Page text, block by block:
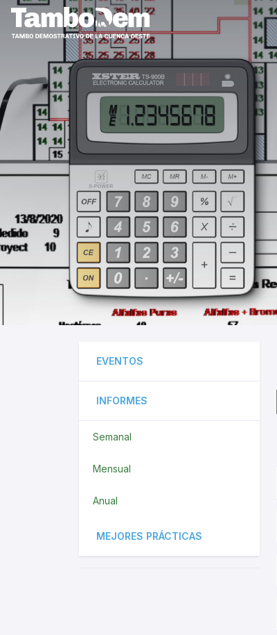
EVENTOS
INFORMES
Semanal
Mensual
Anual
MEJORES PRÁCTICAS